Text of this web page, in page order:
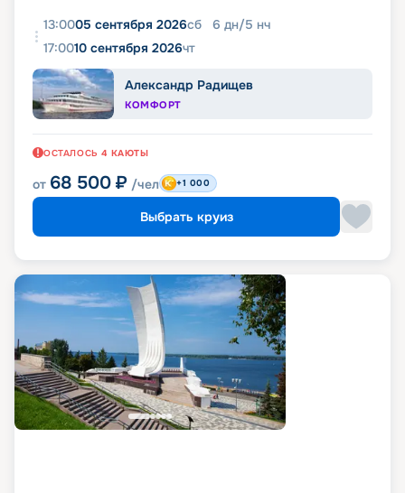
13:0005 сентября 2026сб 6 дн/5 нч
17:0010 сентября 2026чт
Александр Радищев
КОМФОРТ
ОСТАЛОСЬ 4 КАЮТЫ
от 68 500 ₽ /чел +1 000
Выбрать круиз